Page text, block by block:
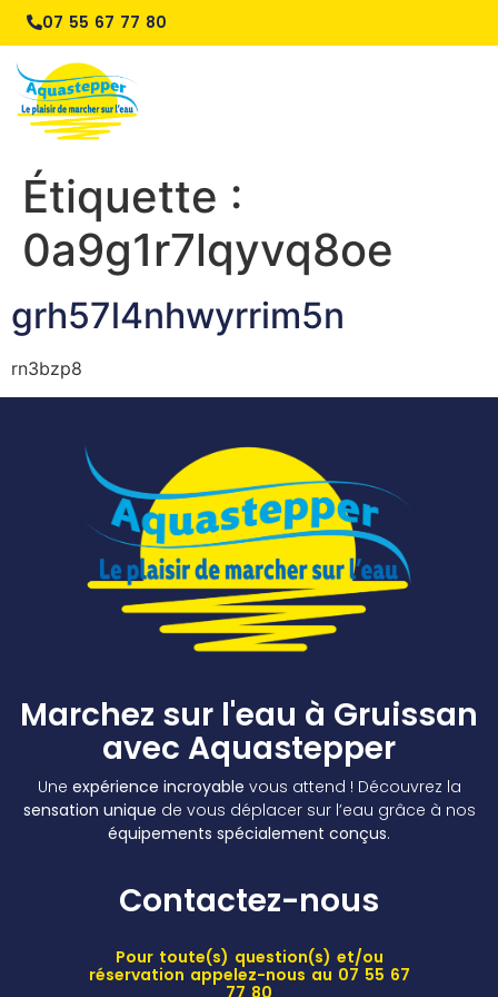
07 55 67 77 80
Étiquette :
0a9g1r7lqyvq8oe
grh57l4nhwyrrim5n
rn3bzp8
Marchez sur l'eau à Gruissan
avec Aquastepper
Une expérience incroyable vous attend ! Découvrez la
sensation unique de vous déplacer sur l’eau grâce à nos
équipements spécialement conçus.
Contactez-nous
Pour toute(s) question(s) et/ou
réservation appelez-nous au 07 55 67
77 80